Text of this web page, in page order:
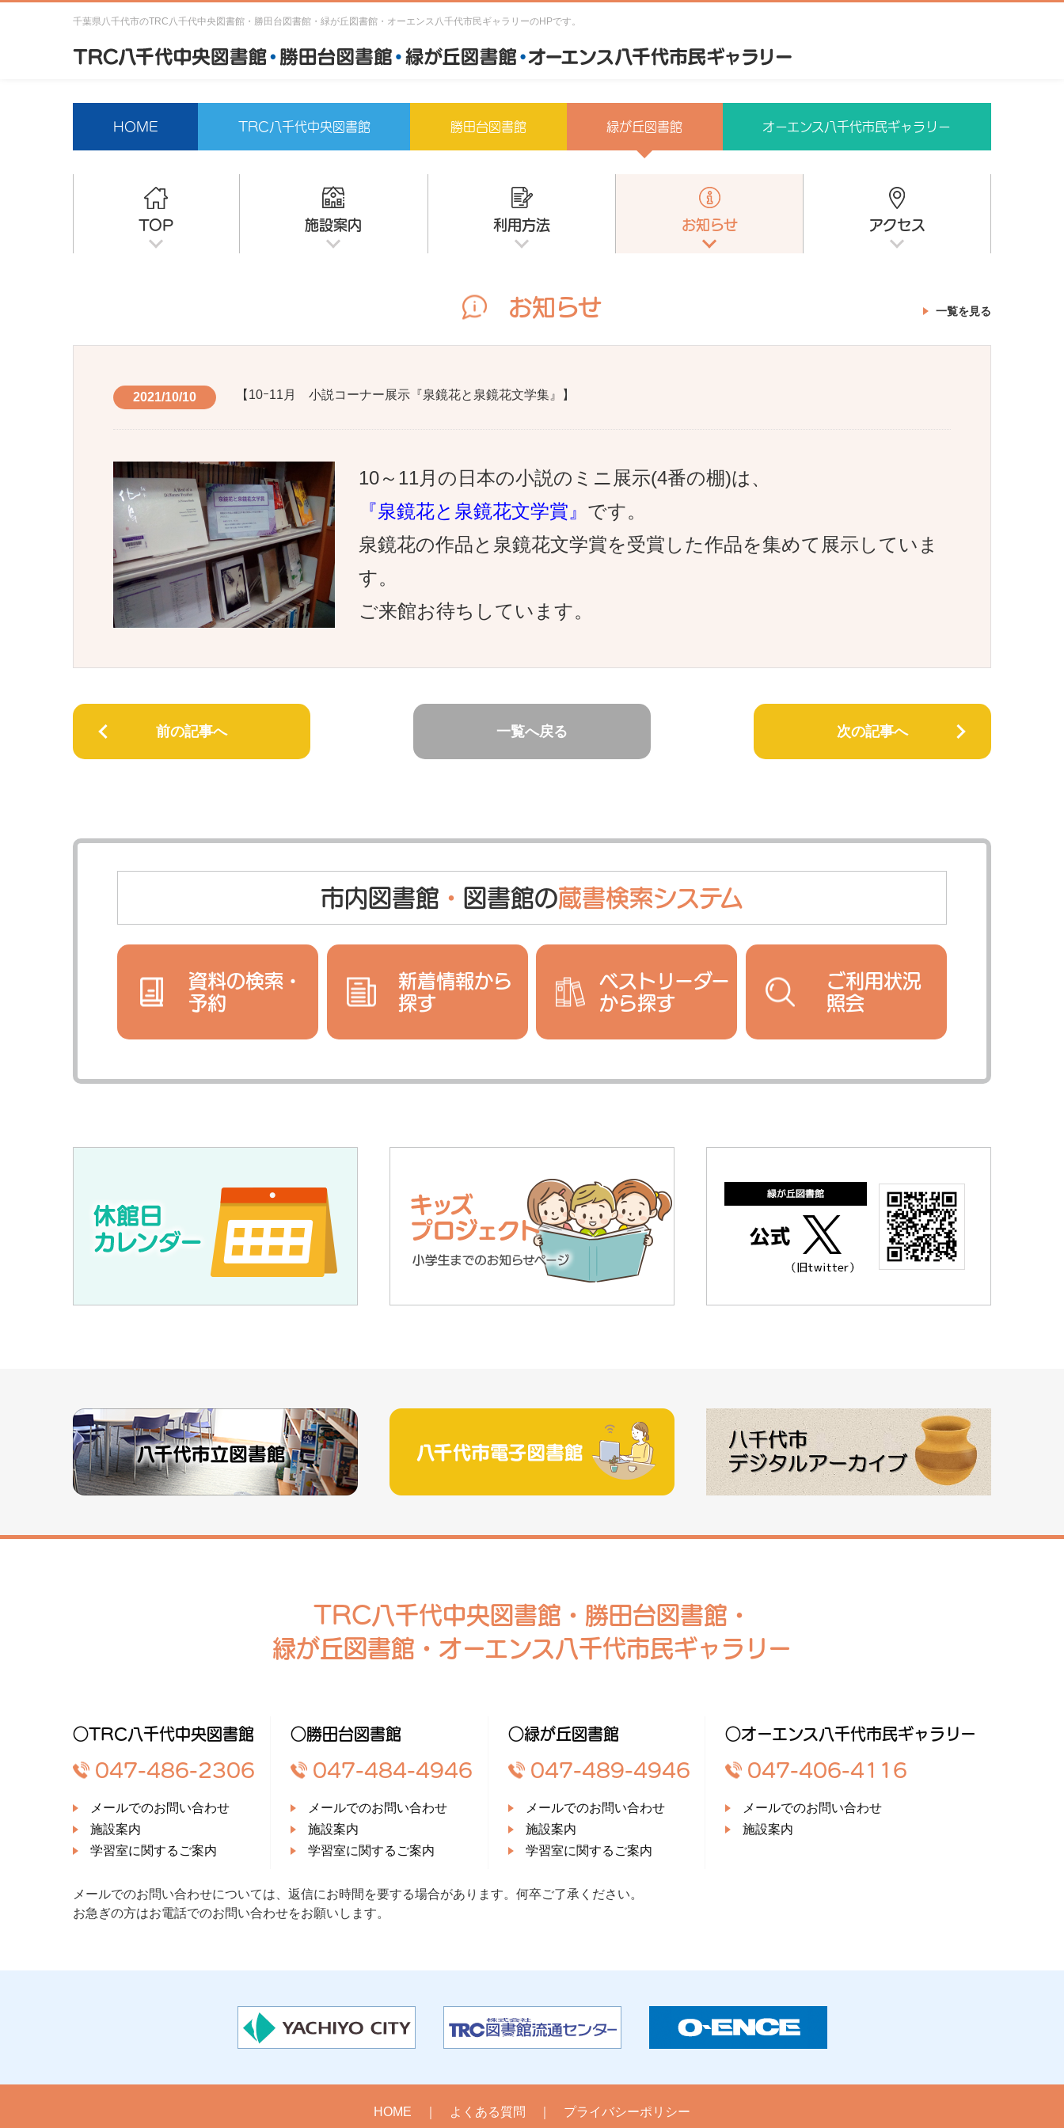
千葉県八千代市のTRC八千代中央図書館・勝田台図書館・緑が丘図書館・オーエンス八千代市民ギャラリーのHPです。
HOME TRC八千代中央図書館 勝田台図書館 緑が丘図書館 オーエンス八千代市民ギャラリー
TOP 施設案内 利用方法 お知らせ アクセス
お知らせ 一覧を見る
2021/10/10 【10ｰ11月 小説コーナー展示『泉鏡花と泉鏡花文学集』】
10～11月の日本の小説のミニ展示(4番の棚)は、
『泉鏡花と泉鏡花文学賞』 です。
泉鏡花の作品と泉鏡花文学賞を受賞した作品を集めて展示していま
す。
ご来館お待ちしています。
前の記事へ 一覧へ戻る 次の記事へ
市内図書館 ・ 図書館の蔵書検索システム
資料の検索・
予約
新着情報から
探す
ベストリーダー
から探す
ご利用状況
照会
TRC八千代中央図書館・勝田台図書館・
緑が丘図書館・オーエンス八千代市民ギャラリー
○TRC八千代中央図書館
047-486-2306
メールでのお問い合わせ
施設案内
学習室に関するご案内
○勝田台図書館
047-484-4946
メールでのお問い合わせ
施設案内
学習室に関するご案内
○緑が丘図書館
047-489-4946
メールでのお問い合わせ
施設案内
学習室に関するご案内
○オーエンス八千代市民ギャラリー
047-406-4116
メールでのお問い合わせ
施設案内
メールでのお問い合わせについては、返信にお時間を要する場合があります。何卒ご了承ください。
お急ぎの方はお電話でのお問い合わせをお願いします。
HOME よくある質問 プライバシーポリシー